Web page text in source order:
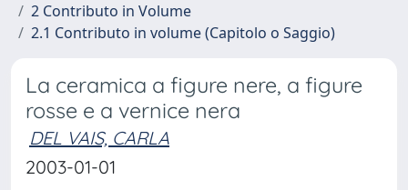
2 Contributo in Volume
2.1 Contributo in volume (Capitolo o Saggio)
La ceramica a figure nere, a figure
rosse e a vernice nera
DEL VAIS, CARLA
2003-01-01